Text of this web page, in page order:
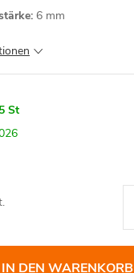
6 mm
St
IN DEN WARENKORB